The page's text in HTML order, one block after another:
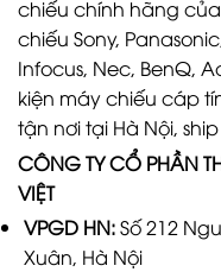
chiếu chính hãng
chiếu Sony,
Infocus, Nec, BenQ,
kiện máy chiếu cáp
tận nơi tại Hà Nội,
CÔNG TY CỔ PHẦN
VIỆT
VPGD HN:Số 212
Xuân, Hà Nội